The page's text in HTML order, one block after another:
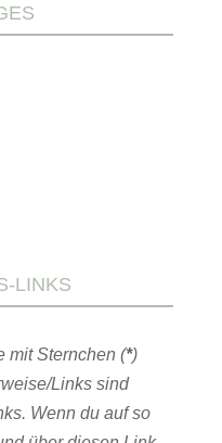
LINKS
mit Sternchen (*)
Links sind
Wenn du auf so